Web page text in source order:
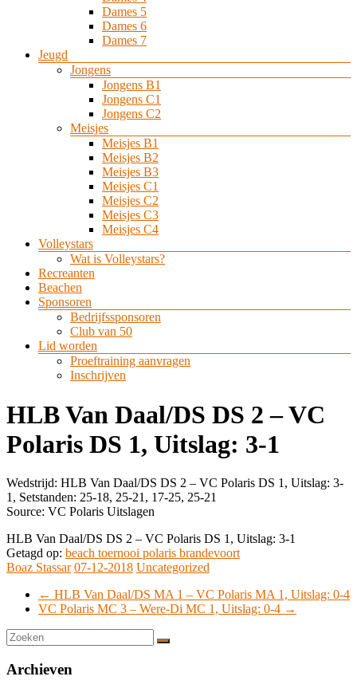
Dames 5
Dames 6
Dames 7
Jeugd
Jongens
Jongens B1
Jongens C1
Jongens C2
Meisjes
Meisjes B1
Meisjes B2
Meisjes B3
Meisjes C1
Meisjes C2
Meisjes C3
Meisjes C4
Volleystars
Wat is Volleystars?
Recreanten
Beachen
Sponsoren
Bedrijfssponsoren
Club van 50
Lid worden
Proeftraining aanvragen
Inschrijven
HLB Van Daal/DS DS 2 – VC
Polaris DS 1, Uitslag: 3-1
Wedstrijd: HLB Van Daal/DS DS 2 – VC Polaris DS 1, Uitslag: 3-
1, Setstanden: 25-18, 25-21, 17-25, 25-21
Source: VC Polaris Uitslagen
HLB Van Daal/DS DS 2 – VC Polaris DS 1, Uitslag: 3-1
Getagd op: beach toernooi polaris brandevoort
Boaz Stassar 07-12-2018 Uncategorized
← HLB Van Daal/DS MA 1 – VC Polaris MA 1, Uitslag: 0-4
VC Polaris MC 3 – Were-Di MC 1, Uitslag: 0-4 →
Archieven